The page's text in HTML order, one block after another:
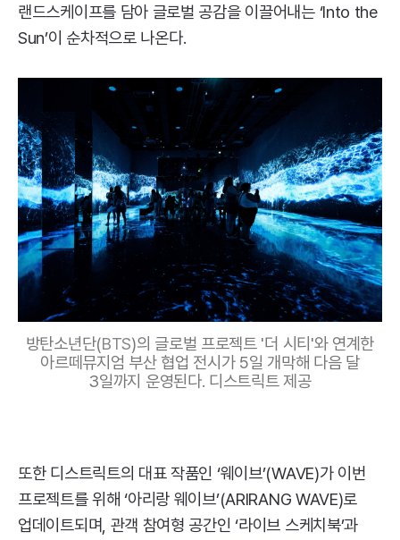
랜드스케이프를 담아 글로벌 공감을 이끌어내는 ‘Into the
Sun’이 순차적으로 나온다.
방탄소년단(BTS)의 글로벌 프로젝트 '더 시티'와 연계한
아르떼뮤지엄 부산 협업 전시가 5일 개막해 다음 달
3일까지 운영된다. 디스트릭트 제공
또한 디스트릭트의 대표 작품인 ‘웨이브’(WAVE)가 이번
프로젝트를 위해 ‘아리랑 웨이브’(ARIRANG WAVE)로
업데이트되며, 관객 참여형 공간인 ‘라이브 스케치북’과